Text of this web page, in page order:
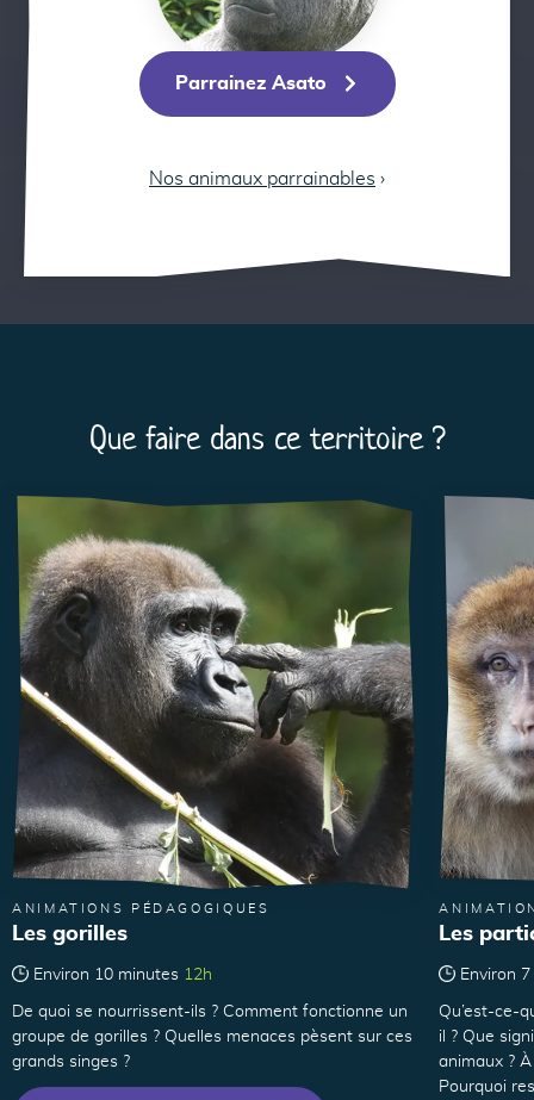
Parrainez Asato
Nos animaux parrainables ›
Que faire dans ce territoire ?
ANIMATIONS PÉDAGOGIQUES
Les gorilles
Environ 10 minutes 12h
De quoi se nourrissent-ils ? Comment fonctionne un
groupe de gorilles ? Quelles menaces pèsent sur ces
grands singes ?
Les
Environ
Qu’est-ce-
il ? Que
animaux ?
Pourquoi